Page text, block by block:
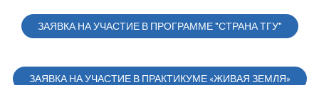
ЗАЯВКА НА УЧАСТИЕ В ПРОГРАММЕ "СТРАНА ТГУ"
ЗАЯВКА НА УЧАСТИЕ В ПРАКТИКУМЕ «ЖИВАЯ ЗЕМЛЯ»